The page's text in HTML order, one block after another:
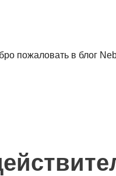
пожаловать в блог